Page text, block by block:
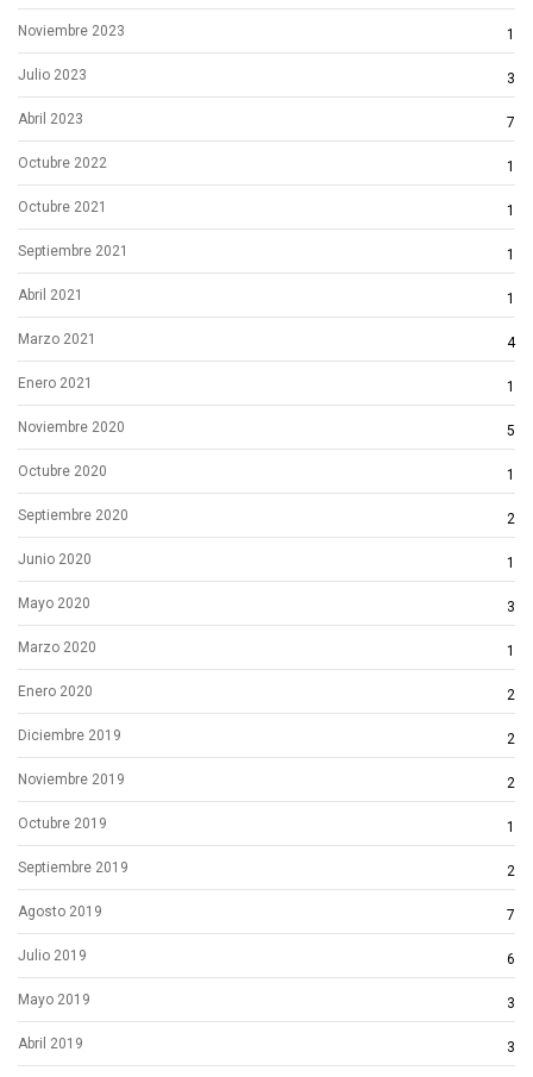
Noviembre 2023 1
Julio 2023 3
Abril 2023 7
Octubre 2022 1
Octubre 2021 1
Septiembre 2021 1
Abril 2021 1
Marzo 2021 4
Enero 2021 1
Noviembre 2020 5
Octubre 2020 1
Septiembre 2020 2
Junio 2020 1
Mayo 2020 3
Marzo 2020 1
Enero 2020 2
Diciembre 2019 2
Noviembre 2019 2
Octubre 2019 1
Septiembre 2019 2
Agosto 2019 7
Julio 2019 6
Mayo 2019 3
Abril 2019 3